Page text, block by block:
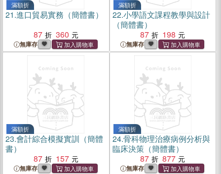
滿額折
21.進口貿易實務（簡體書）
87
360
無庫存
滿額折
22.小學語文課程教學與設計
（簡體書）
87
198
無庫存
滿額折
23.會計綜合模擬實訓（簡體
書）
87
157
無庫存
滿額折
24.骨科物理治療病例分析與
臨床決策（簡體書）
87
877
無庫存